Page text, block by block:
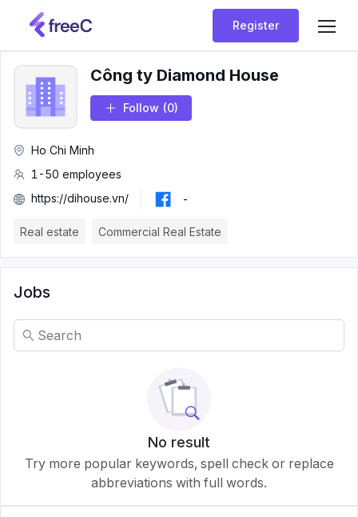
Register
Công ty Diamond House
Follow (0)
Ho Chi Minh
1-50 employees
https://dihouse.vn/
-
Real estate Commercial Real Estate
Jobs
No result
Try more popular keywords, spell check or replace
abbreviations with full words.